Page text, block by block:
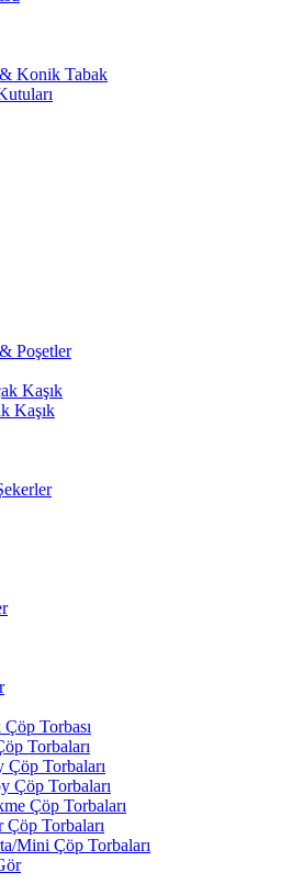
Konik Tabak
Poşetler
Kaşık
Kaşık
Çöp Torbası
Torbaları
Çöp Torbaları
Çöp Torbaları
Çöp Torbaları
Torbaları
Mini Çöp Torbaları